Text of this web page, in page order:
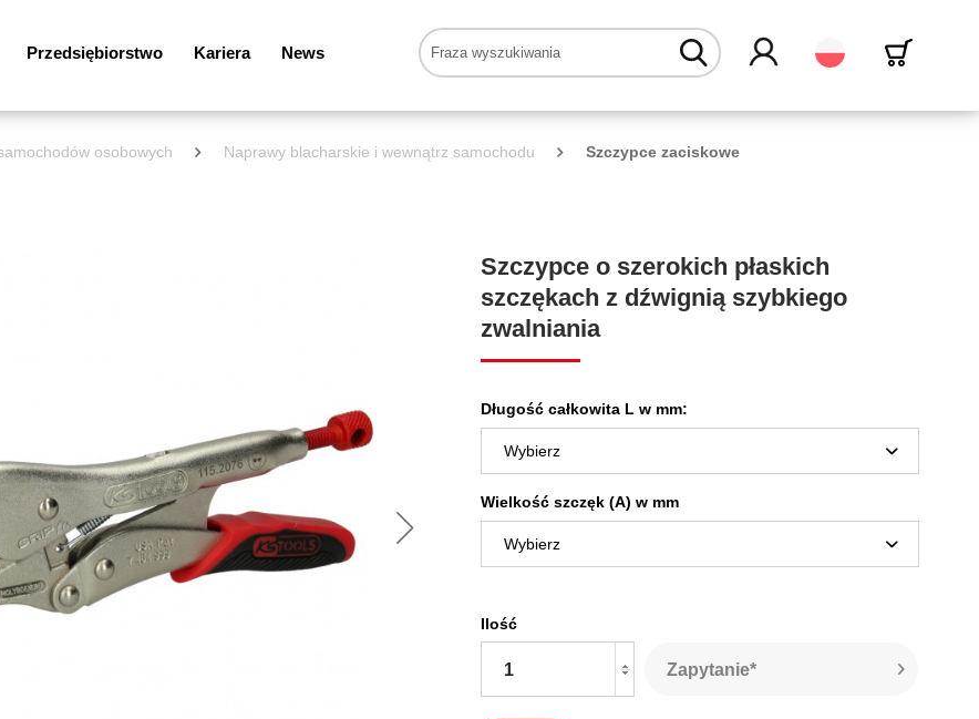
Przedsiębiorstwo Kariera News Polski
osobowych Naprawy blacharskie i wewnątrz samochodu Szczypce zaciskowe
Szczypce o szerokich płaskich
szczękach z dźwignią szybkiego
zwalniania
Długość całkowita L w mm:
Wielkość szczęk (A) w mm
Ilość
Zapytanie*